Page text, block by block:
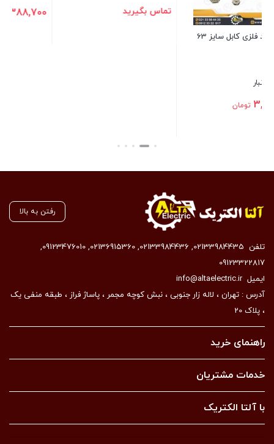
موجود در انبار
تماس بگیرید
388,700
رفتن به بالا
تلفن 02133984435
,
02133984436
,
02136915360
,
09123476010
,
09123322817
ایمیلinfo@altaelectric.ir
آدرس : تهران ، لاله زار جنوبی ، نبش کوچه مجمر ، پاساژ فراز ، طبقه منفی یک
، پلاک 20
راهنمای خرید
خدمات مشتریان
با آلتا الکتریک